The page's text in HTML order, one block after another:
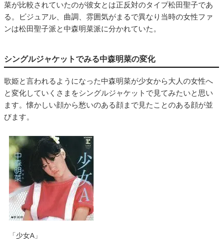
菜が比較されていたのが彼女とは正反対のタイプ松田聖子であ
る。ビジュアル、曲調、雰囲気がまるで異なり当時の女性ファ
ンは松田聖子派と中森明菜派に分かれていた。
シングルジャケットでみる中森明菜の変化
歌姫と言われるようになった中森明菜が少女から大人の女性へ
と変化していくさまをシングルジャケットで見てみたいと思い
ます。懐かしい顔から愁いのある顔まで見たことのある顔が並
びます。
「少女A」